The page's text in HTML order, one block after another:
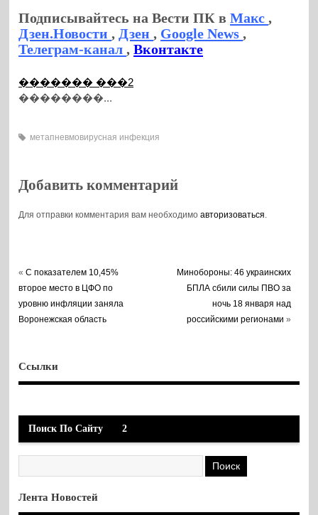
Подписывайтесь на Вести ПК вМакс,
Дзен.Новости,Дзен, Google News,
Телеграм-канал,Вконтакте
������� ���2
��������...
метапневмовирусная инфекция
Добавить комментарий
Для отправки комментария вам необходимоавторизоваться
«С показателем 10,45%
второе место в ЦФО по
уровню инфляции заняла
Воронежская область
Минобороны: 46 украинских
БПЛА сбили силы ПВО за
ночь 18 января над
российскими регионами »
Ссылки
Поиск По Сайту 2
Лента Новостей